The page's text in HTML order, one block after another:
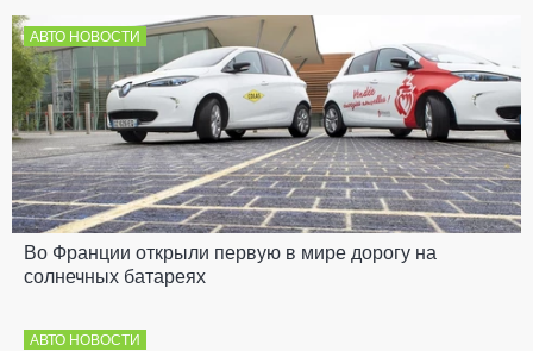
АВТО НОВОСТИ
Во Франции открыли первую в мире дорогу на
солнечных батареях
АВТО НОВОСТИ